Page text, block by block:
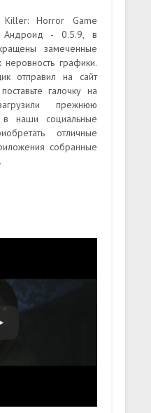
Horror Game
- 0.5.9, в
замеченные
графики.
отправил на сайт
галочку на
прежнюю
в наши социальные
отличные
собранные